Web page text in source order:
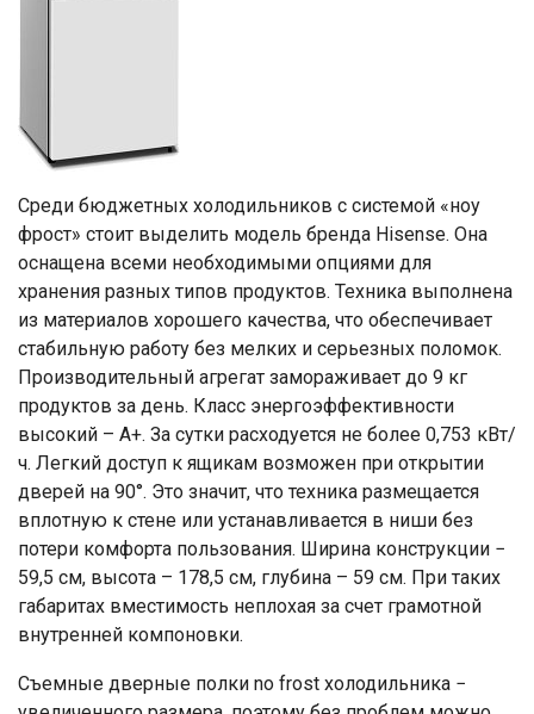
Среди бюджетных холодильников с системой «ноу
фрост» стоит выделить модель бренда Hisense. Она
оснащена всеми необходимыми опциями для
хранения разных типов продуктов. Техника выполнена
из материалов хорошего качества, что обеспечивает
стабильную работу без мелких и серьезных поломок.
Производительный агрегат замораживает до 9 кг
продуктов за день. Класс энергоэффективности
высокий – А+. За сутки расходуется не более 0,753 кВт/
ч. Легкий доступ к ящикам возможен при открытии
дверей на 90°. Это значит, что техника размещается
вплотную к стене или устанавливается в ниши без
потери комфорта пользования. Ширина конструкции −
59,5 см, высота – 178,5 см, глубина – 59 см. При таких
габаритах вместимость неплохая за счет грамотной
внутренней компоновки.
Съемные дверные полки no frost холодильника −